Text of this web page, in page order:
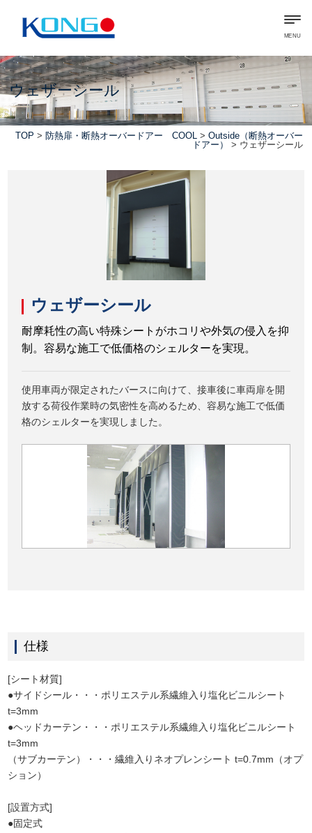
MENU
ウェザーシール
TOP > 防熱扉・断熱オーバードアー COOL> Outside（断熱オーバー
ドアー）
> ウェザーシール
ウェザーシール
耐摩耗性の高い特殊シートがホコリや外気の侵入を抑
制。容易な施工で低価格のシェルターを実現。
使用車両が限定されたバースに向けて、接車後に車両扉を開
放する荷役作業時の気密性を高めるため、容易な施工で低価
格のシェルターを実現しました。
仕様
[シート材質]
●サイドシール・・・ポリエステル系繊維入り塩化ビニルシート
t=3mm
●ヘッドカーテン・・・ポリエステル系繊維入り塩化ビニルシート
t=3mm
（サブカーテン）・・・繊維入りネオプレンシート t=0.7mm（オプ
ション）
[設置方式]
●固定式